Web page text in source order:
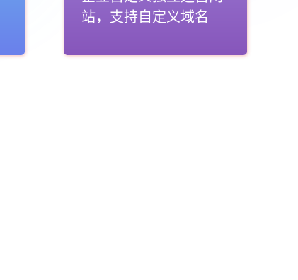
站，支持自定义域名